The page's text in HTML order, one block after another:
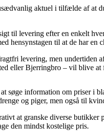
aktuel i tilfælde af at
til levering efter en enkelt
hensynstagen til at de har
levering, men undertiden
eller Bjerringbro – vil blive
søge information om priser i
og piger, men også til
at granske diverse butikker
den mindst kostelige pris.